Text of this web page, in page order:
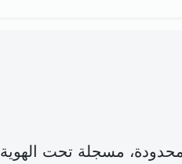
مسجلة تحت الهوية